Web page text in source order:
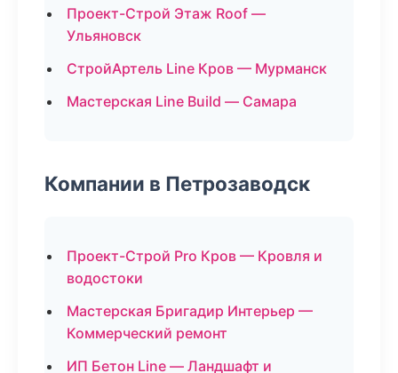
Проект-Строй Этаж Roof —
Ульяновск
СтройАртель Line Кров — Мурманск
Мастерская Line Build — Самара
Компании в Петрозаводск
Проект-Строй Pro Кров — Кровля и
водостоки
Мастерская Бригадир Интерьер —
Коммерческий ремонт
ИП Бетон Line — Ландшафт и